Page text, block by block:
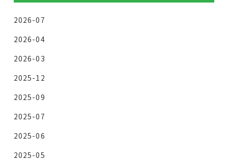
2026-07
2026-04
2026-03
2025-12
2025-09
2025-07
2025-06
2025-05